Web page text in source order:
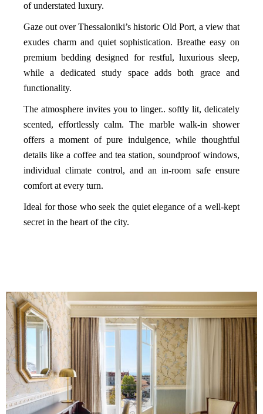
of understated luxury.
Gaze out over Thessaloniki’s historic Old Port, a view that
exudes charm and quiet sophistication. Breathe easy on
premium bedding designed for restful, luxurious sleep,
while a dedicated study space adds both grace and
functionality.
The atmosphere invites you to linger.. softly lit, delicately
scented, effortlessly calm. The marble walk-in shower
offers a moment of pure indulgence, while thoughtful
details like a coffee and tea station, soundproof windows,
individual climate control, and an in-room safe ensure
comfort at every turn.
Ideal for those who seek the quiet elegance of a well-kept
secret in the heart of the city.